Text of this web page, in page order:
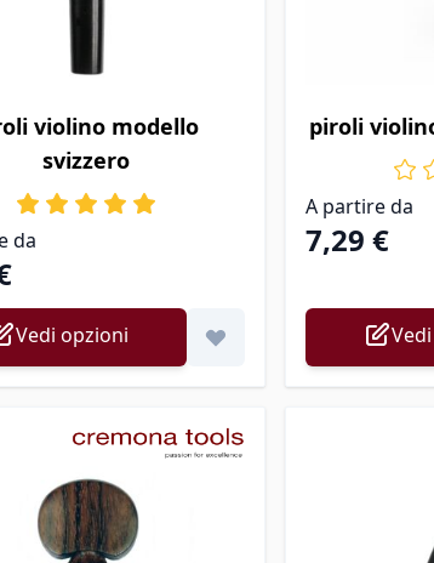
violino modello
svizzero
dipende dalle opzioni scelte nella pagina
da
Vedi opzioni
piroli
Il prezzo
A partire da
7,29 €